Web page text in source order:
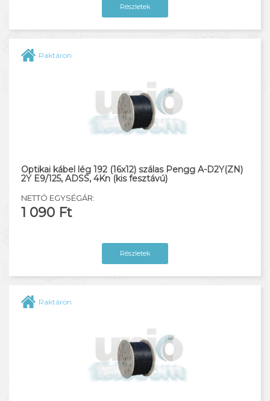
Részletek
Raktáron
Optikai kábel lég 192 (16x12) szálas Pengg A-D2Y(ZN)
2Y E9/125, ADSS, 4Kn (kis fesztávú)
NETTÓ EGYSÉGÁR:
1 090 Ft
Részletek
Raktáron